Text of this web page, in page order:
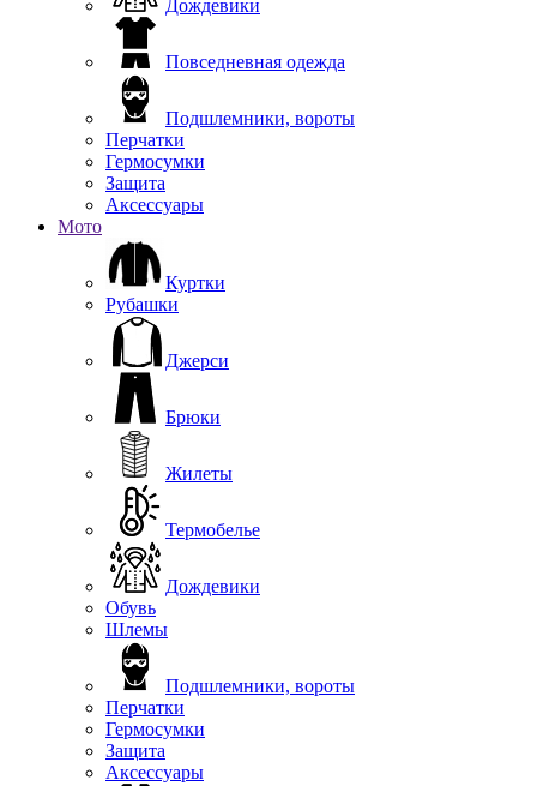
Дождевики
Повседневная одежда
Подшлемники, вороты
Перчатки
Гермосумки
Защита
Аксессуары
Мото
Куртки
Рубашки
Джерси
Брюки
Жилеты
Термобелье
Дождевики
Обувь
Шлемы
Подшлемники, вороты
Перчатки
Гермосумки
Защита
Аксессуары